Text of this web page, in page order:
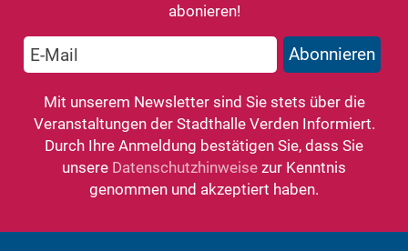
abonieren!
Mit unserem Newsletter sind Sie stets über die
Veranstaltungen der Stadthalle Verden Informiert.
Durch Ihre Anmeldung bestätigen Sie, dass Sie
unsere Datenschutzhinweise zur Kenntnis
genommen und akzeptiert haben.